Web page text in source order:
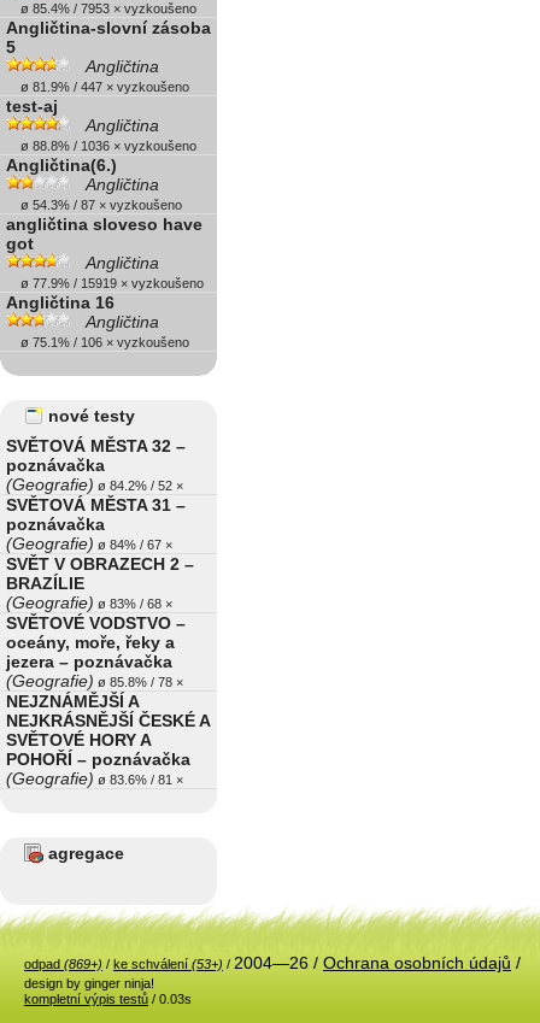
ø 85.4% / 7953 × vyzkoušeno
Angličtina-slovní zásoba
5
Angličtina
ø 81.9% / 447 × vyzkoušeno
test-aj
Angličtina
ø 88.8% / 1036 × vyzkoušeno
Angličtina(6.)
Angličtina
ø 54.3% / 87 × vyzkoušeno
angličtina sloveso have
got
Angličtina
ø 77.9% / 15919 × vyzkoušeno
Angličtina 16
Angličtina
ø 75.1% / 106 × vyzkoušeno
nové testy
SVĚTOVÁ MĚSTA 32 –
poznávačka
(Geografie) ø 84.2% / 52 ×
SVĚTOVÁ MĚSTA 31 –
poznávačka
(Geografie) ø 84% / 67 ×
SVĚT V OBRAZECH 2 –
BRAZÍLIE
(Geografie) ø 83% / 68 ×
SVĚTOVÉ VODSTVO –
oceány, moře, řeky a
jezera – poznávačka
(Geografie) ø 85.8% / 78 ×
NEJZNÁMĚJŠÍ A
NEJKRÁSNĚJŠÍ ČESKÉ A
SVĚTOVÉ HORY A
POHOŘÍ – poznávačka
(Geografie) ø 83.6% / 81 ×
agregace
odpad (869+) / ke schválení (53+) / 2004—26 / Ochrana osobních údajů /
design by ginger ninja!
kompletní výpis testů / 0.03s